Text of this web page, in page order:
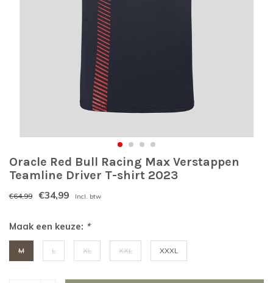
Oracle Red Bull Racing Max Verstappen
Teamline Driver T-shirt 2023
€64,99 €34,99 Incl. btw
Maak een keuze: *
M L XL XXL XXXL